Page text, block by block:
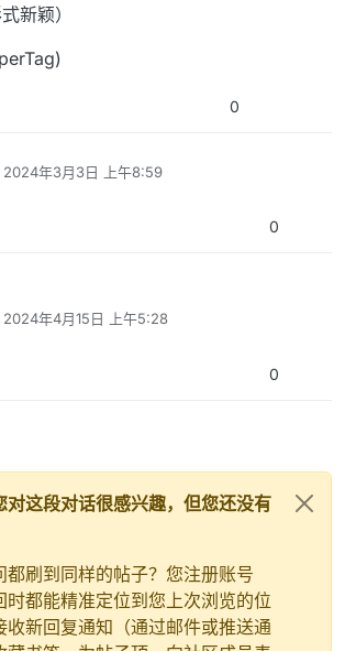
新颖）
0
2024年3月3日 上午8:59
辑
0
2024年4月15日 上午5:28
辑
0
对这段对话很感兴趣，但您还没有
都刷到同样的帖子？您注册账号
时都能精准定位到您上次浏览的位
收新回复通知（通过邮件或推送通